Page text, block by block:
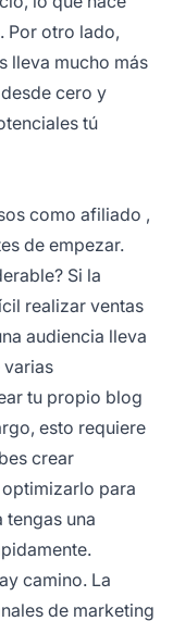
Por otro lado,
lleva mucho más
cero y
tú
como afiliado ,
de empezar.
Si la
realizar ventas
audiencia lleva
tu propio blog
esto requiere
crear
para
tengas una
camino. La
de marketing